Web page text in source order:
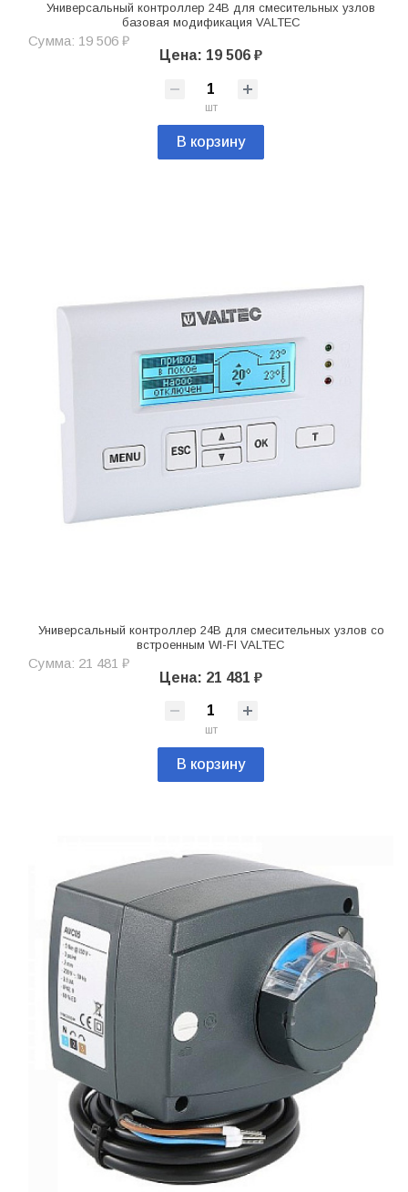
Универсальный контроллер 24В для смесительных узлов
базовая модификация VALTEC
Сумма: 19 506 ₽
Цена: 19 506 ₽
шт
В корзину
Универсальный контроллер 24В для смесительных узлов со
встроенным WI-FI VALTEC
Сумма: 21 481 ₽
Цена: 21 481 ₽
шт
В корзину